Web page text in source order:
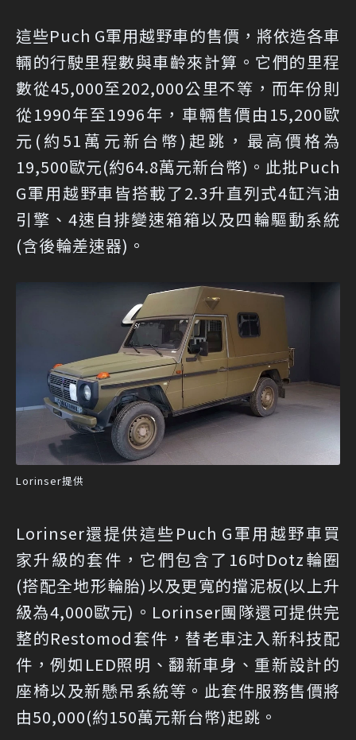
這些Puch G軍用越野車的售價，將依造各車
輛的行駛里程數與車齡來計算。它們的里程
數從45,000至202,000公里不等，而年份則
從1990年至1996年，車輛售價由15,200歐
元(約51萬元新台幣)起跳，最高價格為
19,500歐元(約64.8萬元新台幣)。此批Puch
G軍用越野車皆搭載了2.3升直列式4缸汽油
引擎、4速自排變速箱箱以及四輪驅動系統
(含後輪差速器)。
Lorinser提供
Lorinser還提供這些Puch G軍用越野車買
家升級的套件，它們包含了16吋Dotz輪圈
(搭配全地形輪胎)以及更寬的擋泥板(以上升
級為4,000歐元)。Lorinser團隊還可提供完
整的Restomod套件，替老車注入新科技配
件，例如LED照明、翻新車身、重新設計的
座椅以及新懸吊系統等。此套件服務售價將
由50,000(約150萬元新台幣)起跳。